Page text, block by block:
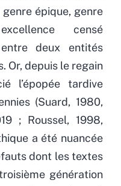
épique, genre
censé
entre deux entités
Or, depuis le regain
l’épopée tardive
(Suard, 1980,
; Roussel, 1998,
a été nuancée
dont les textes
génération